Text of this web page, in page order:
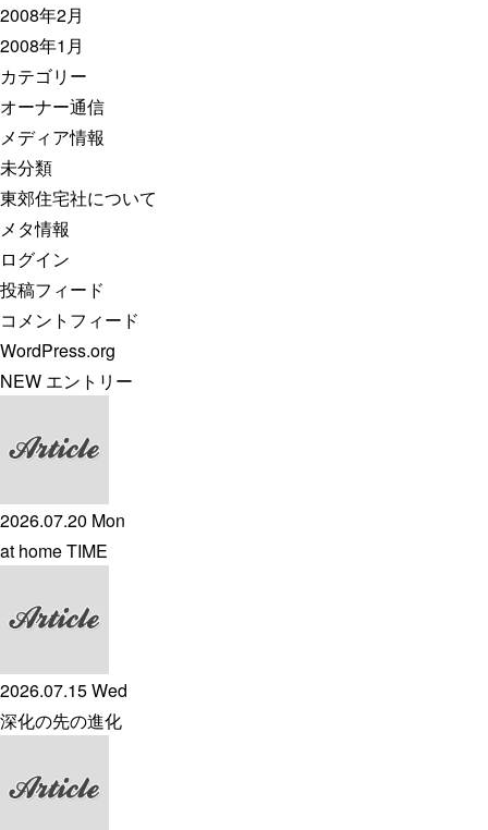
2008年2月
2008年1月
カテゴリー
オーナー通信
メディア情報
未分類
東郊住宅社について
メタ情報
ログイン
投稿フィード
コメントフィード
WordPress.org
NEW エントリー
2026.07.20 Mon
at home TIME
2026.07.15 Wed
深化の先の進化